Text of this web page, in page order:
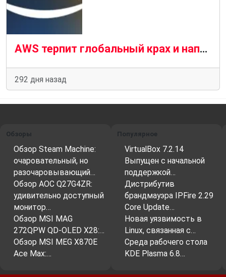
AWS терпит глобальный крах и напоминает о хрупкости нашей цифровой инфраструктуры
292 дня назад
Обзоры
Обзор Steam Machine:
очаровательный, но
разочаровывающий…
Обзор AOC Q27G4ZR:
удивительно доступный
монитор…
Обзор MSI MAG
272QPW QD-OLED X28:…
Обзор MSI MEG X870E
Ace Max:…
Популярное
VirtualBox 7.2.14
Выпущен с начальной
поддержкой…
Дистрибутив
брандмауэра IPFire 2.29
Core Update…
Новая уязвимость в
Linux, связанная с…
Среда рабочего стола
KDE Plasma 6.8…